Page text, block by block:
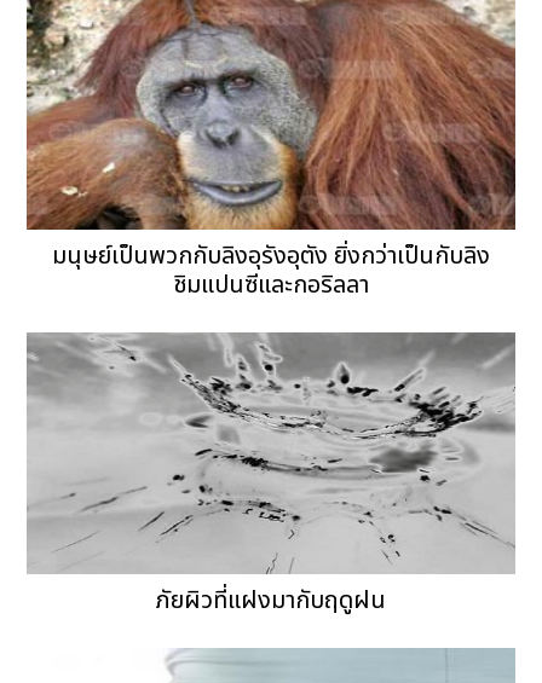
มนุษย์เป็นพวกกับลิงอุรังอุตัง ยิ่งกว่าเป็นกับลิง
ชิมแปนซีและกอริลลา
ภัยผิวที่แฝงมากับฤดูฝน